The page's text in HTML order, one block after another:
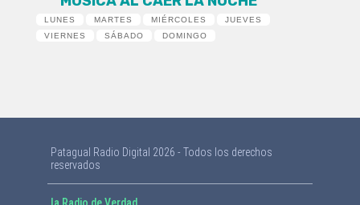
LUNES MARTES MIÉRCOLES
JUEVES
VIERNES
SÁBADO DOMINGO
Patagual Radio Digital 2026 - Todos los derechos
reservados